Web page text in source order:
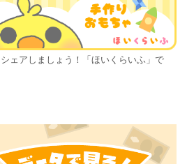
ェアしましょう！「ほいくらいふ」で